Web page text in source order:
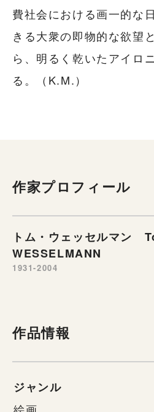
費社会における画一的な
きる大衆の即物的な欲望
ら、明るく乾いたアイロ
る。（K.M.）
作家プロフィール
トム・ウェッセルマン
WESSELMANN
1931-2004
作品情報
ジャンル
絵画